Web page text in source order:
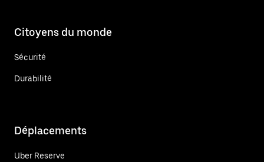
Citoyens du monde
Sécurité
Durabilité
Déplacements
Uber Reserve